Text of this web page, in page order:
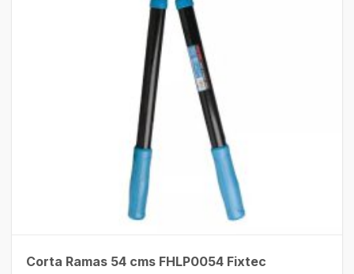
Corta Ramas 54 cms FHLP0054 Fixtec